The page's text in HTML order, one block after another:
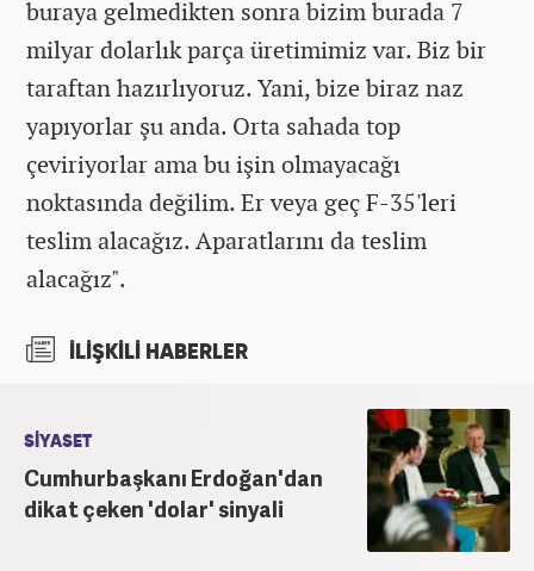
buraya gelmedikten sonra bizim burada 7
milyar dolarlık parça üretimimiz var. Biz bir
taraftan hazırlıyoruz. Yani, bize biraz naz
yapıyorlar şu anda. Orta sahada top
çeviriyorlar ama bu işin olmayacağı
noktasında değilim. Er veya geç F-35'leri
teslim alacağız. Aparatlarını da teslim
alacağız".
İLİŞKİLİ HABERLER
SİYASET
Cumhurbaşkanı Erdoğan'dan
dikat çeken 'dolar' sinyali